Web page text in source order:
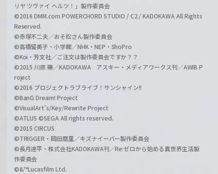
リヤ ツヴァイ ヘルツ！」製作委員会
©2016 DMM.com POWERCHORD STUDIO / C2 / KADOKAWA All Rights
Reserved.
©赤塚不二夫／おそ松さん製作委員会
©高橋留美子・小学館／NHK・NEP・ShoPro
©Koi・芳文社／ご注文は製作委員会ですか？？
©2015 川原 礫／KADOKAWA アスキー・メディアワークス刊／AWIB P
roject
©2016 プロジェクトラブライブ！サンシャイン!!
©BanG Dream! Project
©VisualArt's/Key/Rewrite Project
©ATLUS ©SEGA All rights reserved.
©2015 CIRCUS
©TRIGGER・岡田麿里／キズナイーバー製作委員会
©長月達平・株式会社KADOKAWA刊／Re:ゼロから始める異世界生活製
作委員会
©&™Lucasfilm Ltd.